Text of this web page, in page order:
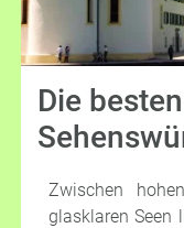
Die
Zwischen
glasklaren Seen